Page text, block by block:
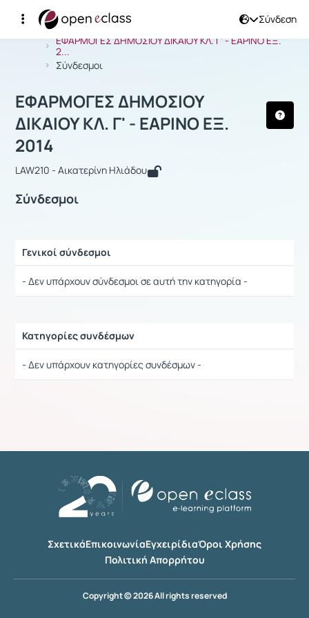
Σύνδεση
Αρχική Σελίδα
ΕΦΑΡΜΟΓΕΣ ΔΗΜΟΣΙΟΥ ΔΙΚΑΙΟΥ ΚΛ. Γ' - ΕΑΡΙΝΟ ΕΞ.
2...
Σύνδεσμοι
Μάθημα : ΕΦΑΡΜΟΓΕΣ ΔΗΜΟΣΙΟΥ
ΕΦΑΡΜΟΓΕΣ ΔΗΜΟΣΙΟΥ
ΔΙΚΑΙΟΥ ΚΛ. Γ' - ΕΑΡΙΝΟ ΕΞ.
2014
LAW210 - Αικατερίνη Ηλιάδου
Σύνδεσμοι
Γενικοί σύνδεσμοι
- Δεν υπάρχουν σύνδεσμοι σε αυτή την κατηγορία -
Κατηγορίες συνδέσμων
- Δεν υπάρχουν κατηγορίες συνδέσμων -
ΣχετικάΕπικοινωνίαΕγχειρίδιαΌροι Χρήσης
Πολιτική Απορρήτου
Copyright © 2026 All rights reserved